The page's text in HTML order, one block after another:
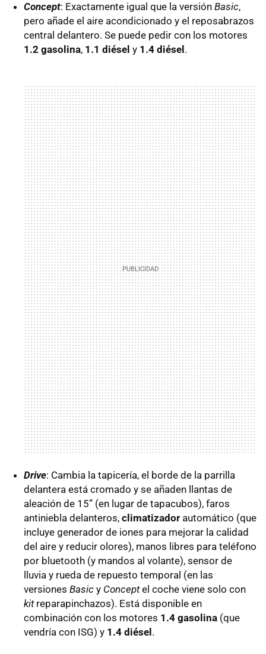
Concept: Exactamente igual que la versión Basic,
pero añade el aire acondicionado y el reposabrazos
central delantero. Se puede pedir con los motores
1.2 gasolina, 1.1 diésel y 1.4 diésel .
Drive: Cambia la tapicería, el borde de la parrilla
delantera está cromado y se añaden llantas de
aleación de 15” (en lugar de tapacubos), faros
antiniebla delanteros, climatizador automático (que
incluye generador de iones para mejorar la calidad
del aire y reducir olores), manos libres para teléfono
por bluetooth (y mandos al volante), sensor de
lluvia y rueda de repuesto temporal (en las
versiones Basic y Conceptel coche viene solo con
kitreparapinchazos). Está disponible en
combinación con los motores 1.4 gasolina (que
vendría con ISG) y 1.4 diésel .